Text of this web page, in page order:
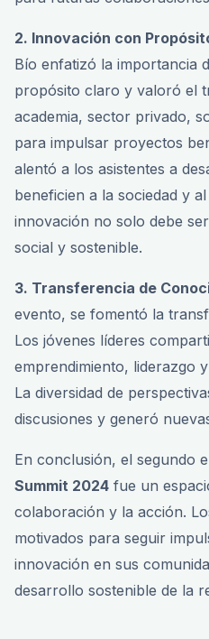
2. Innovación con
Bío enfatizó la importancia
propósito claro y valoró el
academia, sector privado,
para impulsar proyectos
alentó a los asistentes a
beneficien a la sociedad y
innovación no solo debe
social y sostenible.
3. Transferencia de
evento, se fomentó la
Los jóvenes líderes
emprendimiento, liderazgo
La diversidad de
discusiones y generó
En conclusión, el segundo
Summit 2024 fue un
colaboración y la acción.
motivados para seguir
innovación en sus
desarrollo sostenible de la